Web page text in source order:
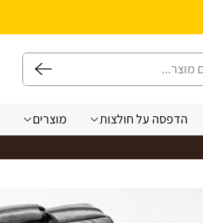
הדפסה על חולצות מוצרים